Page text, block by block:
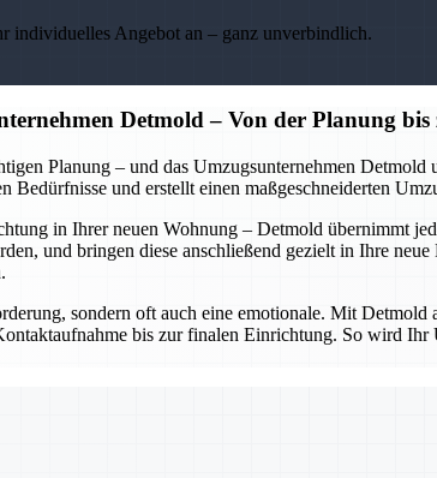
individuelles Angebot an – ganz unverbindlich.
Detmold – Von der Planung
Planung – und das Umzugsunternehmen
Bedürfnisse und erstellt einen maßgeschneiderten
in Ihrer neuen Wohnung – Detmold übernimmt
und bringen diese anschließend gezielt in Ihre
sondern oft auch eine emotionale. Mit
bis zur finalen Einrichtung. So wird